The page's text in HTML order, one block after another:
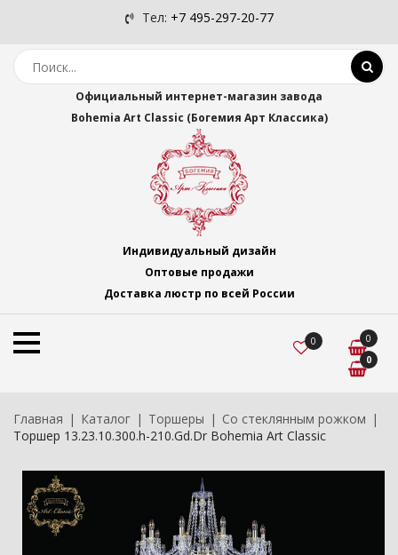
Тел: +7 495-297-20-77
Официальный интернет-магазин завода
Bohemia Art Classic (Богемия Арт Классика)
Индивидуальный дизайн
Оптовые продажи
Доставка люстр по всей России
0
0
0
Главная Каталог Торшеры
Со стеклянным рожком
Торшер 13.23.10.300.h-210.Gd.Dr Bohemia Art Classic